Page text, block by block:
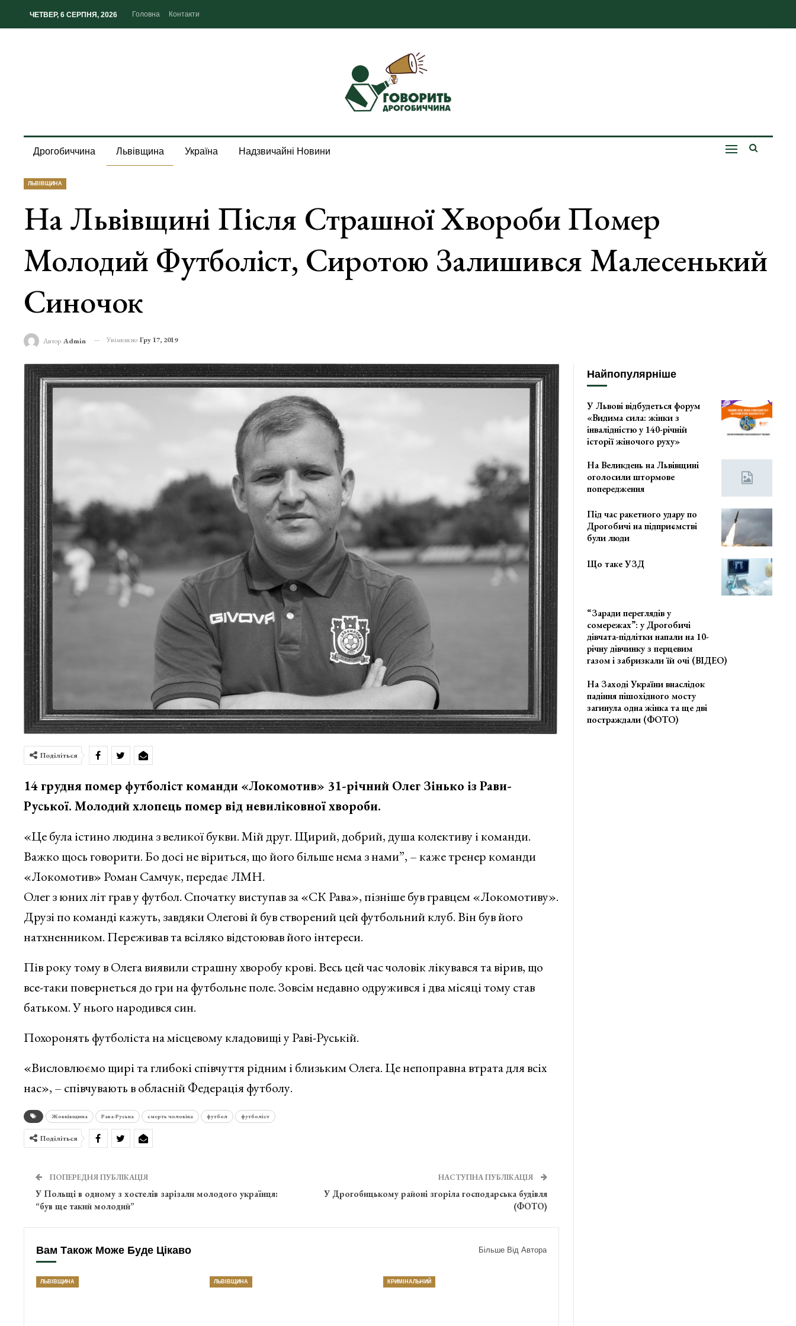
ЧЕТВЕР, 6 СЕРПНЯ, 2026 Головна Контакти
Дрогобиччина Львівщина Україна Надзвичайні Новини
ЛЬВІВЩИНА
На Львівщині Після Страшної Хвороби Помер
Молодий Футболіст, Сиротою Залишився Малесенький
Синочок
Автор Admin Увімкнено Гру 17, 2019
Поділіться
14 грудня помер футболіст команди «Локомотив» 31-річний Олег Зінько із Рави-
Руської. Молодий хлопець помер від невиліковної хвороби.
«Це була істино людина з великої букви. Мій друг. Щирий, добрий, душа колективу і команди.
Важко щось говорити. Бо досі не віриться, що його більше нема з нами”, – каже тренер команди
«Локомотив» Роман Самчук, передає ЛМН.
Олег з юних літ грав у футбол. Спочатку виступав за «СК Рава», пізніше був гравцем «Локомотиву».
Друзі по команді кажуть, завдяки Олегові й був створений цей футбольний клуб. Він був його
натхненником. Переживав та всіляко відстоював його інтереси.
Пів року тому в Олега виявили страшну хворобу крові. Весь цей час чоловік лікувався та вірив, що
все-таки повернеться до гри на футбольне поле. Зовсім недавно одружився і два місяці тому став
батьком. У нього народився син.
Похоронять футболіста на місцевому кладовищі у Раві-Руській.
«Висловлюємо щирі та глибокі співчуття рідним і близьким Олега. Це непоправна втрата для всіх
нас», – співчувають в обласній Федерація футболу.
Жовківщина Рава-Руська смерть чоловіка футбол футболіст
Поділіться
ПОПЕРЕДНЯ ПУБЛІКАЦІЯ
У Польщі в одному з хостелів зарізали молодого українця:
“був ще такий молодий”
НАСТУПНА ПУБЛІКАЦІЯ
У Дрогобицькому районі згоріла господарська будівля
(ФОТО)
Вам Також Може Буде Цікаво Більше Від Автора
ЛЬВІВЩИНА ЛЬВІВЩИНА КРИМІНАЛЬНИЙ
Найпопулярніше
У Львові відбудеться форум
«Видима сила: жінки з
інвалідністю у 140-річній
історії жіночого руху»
На Великдень на Львівщині
оголосили штормове
попередження
Під час ракетного удару по
Дрогобичі на підприємстві
були люди
Що таке УЗД
“Заради переглядів у
сомережах”: у Дрогобичі
дівчата-підлітки напали на 10-
річну дівчинку з перцевим
газом і забризкали їй очі (ВІДЕО)
На Заході України внаслідок
падіння пішохідного мосту
загинула одна жінка та ще дві
постраждали (ФОТО)